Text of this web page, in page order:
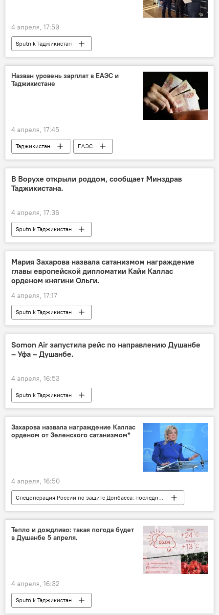
4 апреля, 17:59
Sputnik Таджикистан
Назван уровень зарплат в ЕАЭС и
Таджикистане
4 апреля, 17:45
Таджикистан
ЕАЭС
Таджикистан и ЕАЭС: выгоды и перспективы
зарплата
В Ворухе открыли роддом, сообщает Минздрав
Таджикистана.
4 апреля, 17:36
Sputnik Таджикистан
Мария Захарова назвала сатанизмом награждение
главы европейской дипломатии Кайи Каллас
орденом княгини Ольги.
4 апреля, 17:17
Sputnik Таджикистан
Somon Air запустила рейс по направлению Душанбе
– Уфа – Душанбе.
4 апреля, 16:53
Sputnik Таджикистан
Захарова назвала награждение Каллас
орденом от Зеленского сатанизмом*
4 апреля, 16:50
Спецоперация России по защите Донбасса: последние новости
Украина
Россия
Мария Захарова
Владимир Зеленский
Европа и ЕС
Тепло и дождливо: такая погода будет
в Душанбе 5 апреля.
4 апреля, 16:32
Sputnik Таджикистан